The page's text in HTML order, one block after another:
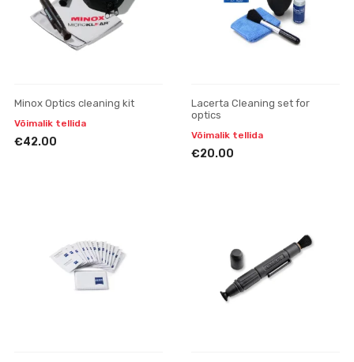
Minox Optics cleaning kit
Võimalik tellida
€42.00
Lacerta Cleaning set for
optics
Võimalik tellida
€20.00